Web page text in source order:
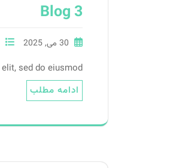
Blog 3
30 می, 2025
sed do eiusmod.
ادامه مطلب